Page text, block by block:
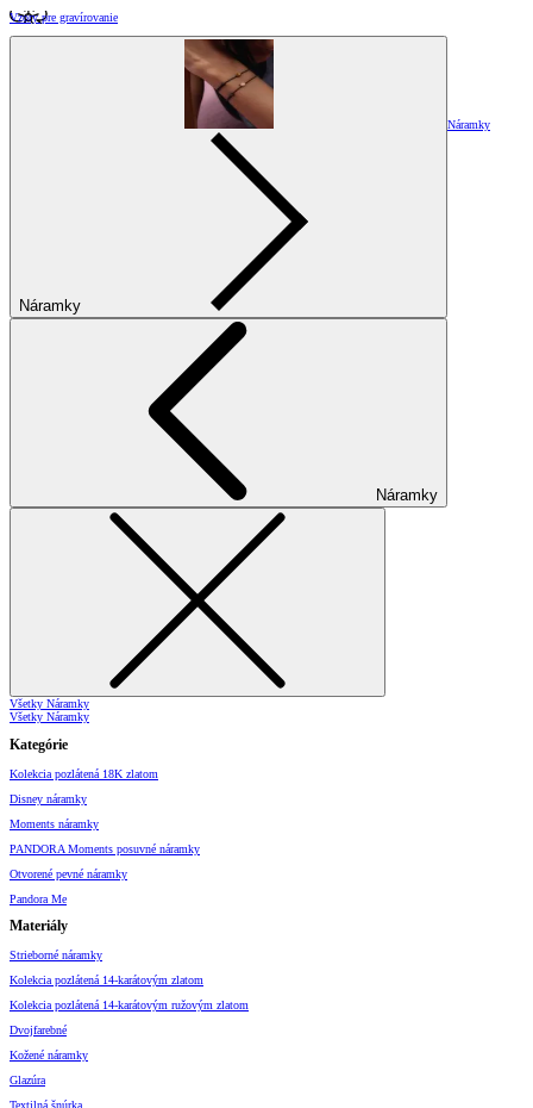
Vzory pre gravírovanie
Náramky
Náramky
Náramky
Všetky Náramky
Všetky Náramky
Kategórie
Kolekcia pozlátená 18K zlatom
Disney náramky
Moments náramky
PANDORA Moments posuvné náramky
Otvorené pevné náramky
Pandora Me
Materiály
Strieborné náramky
Kolekcia pozlátená 14-karátovým zlatom
Kolekcia pozlátená 14-karátovým ružovým zlatom
Dvojfarebné
Kožené náramky
Glazúra
Textilná šnúrka